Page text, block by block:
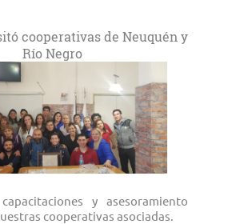
cooperativas de Neuquén y
Río Negro
y asesoramiento
cooperativas asociadas.